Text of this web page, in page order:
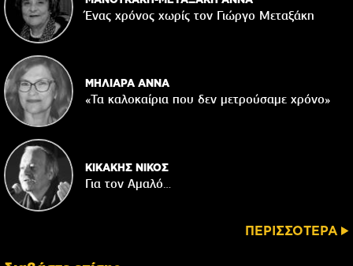
Ένας χρόνος χωρίς τον Γιώργο Μεταξάκη
ΜΗΛΙΑΡΑ ΑΝΝΑ
«Τα καλοκαίρια που δεν μετρούσαμε χρόνο»
ΚΙΚΑΚΗΣ ΝΙΚΟΣ
Για τον Αμαλό…
ΠΕΡΙΣΣΟΤΕΡΑ